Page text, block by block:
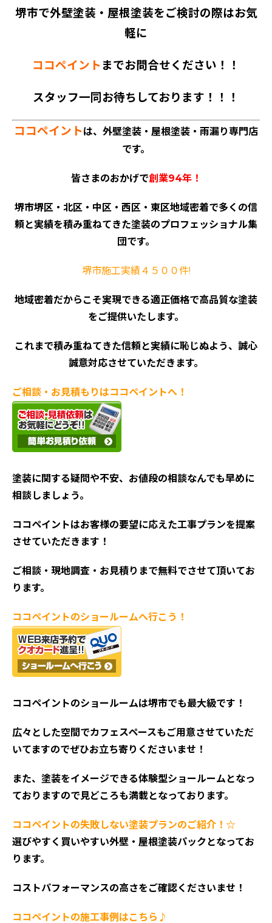
堺市で外壁塗装・屋根塗装をご検討の際はお気
軽に
ココペイント までお問合せください！！
スタッフ一同お待ちしております！！！
ココペイントは、外壁塗装・屋根塗装・雨漏り専門店
です。
皆さまのおかげで創業94年！
堺市堺区・北区・中区・西区・東区地域密着で多くの信
頼と実績を積み重ねてきた塗装のプロフェッショナル集
団です。
堺市施工実績４５００件!
地域密着だからこそ実現できる適正価格で高品質な塗装
をご提供いたします。
これまで積み重ねてきた信頼と実績に恥じぬよう、誠心
誠意対応させていただきます。
ご相談・お見積もりはココペイントへ！
塗装に関する疑問や不安、お値段の相談なんでも早めに
相談しましょう。
ココペイントはお客様の要望に応えた工事プランを提案
させていただきます！
ご相談・現地調査・お見積りまで無料でさせて頂いてお
ります。
ココペイントのショールームへ行こう！
ココペイントのショールームは堺市でも最大級です！
広々とした空間でカフェスペースもご用意させていただ
いてますのでぜひお立ち寄りくださいませ！
また、塗装をイメージできる体験型ショールームとなっ
ておりますので見どころも満載となっております。
ココペイントの失敗しない塗装プランのご紹介！☆
選びやすく買いやすい外壁・屋根塗装パックとなってお
ります。
コストパフォーマンスの高さをご確認くださいませ！
ココペイントの施工事例はこちら♪